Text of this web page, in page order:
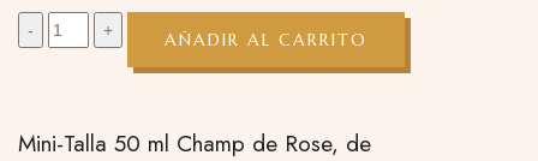
Mini-Talla 50 ml Champ de Rose, de
AÑADIR AL CARRITO